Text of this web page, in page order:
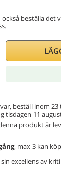
också beställa det
.
beställ inom
tisdagen 11
produkt är
, max 3 kan
excellens av